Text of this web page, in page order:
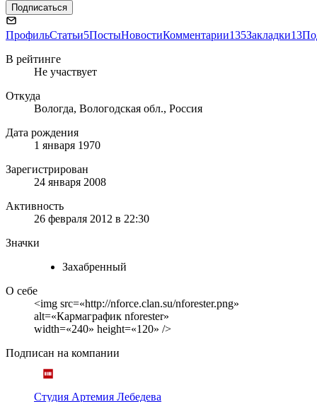
Подписаться
ПрофильСтатьи5ПостыНовостиКомментарии135Закладки13
В рейтинге
Не участвует
Откуда
Вологда, Вологодская обл., Россия
Дата рождения
1 января 1970
Зарегистрирован
24 января 2008
Активность
26 февраля 2012 в 22:30
Значки
Захабренный
О себе
<img src=«http://nforce.clan.su/nforester.png»
alt=«Кармаграфик nforester»
width=«240» height=«120» />
Подписан на компании
Студия Артемия Лебедева